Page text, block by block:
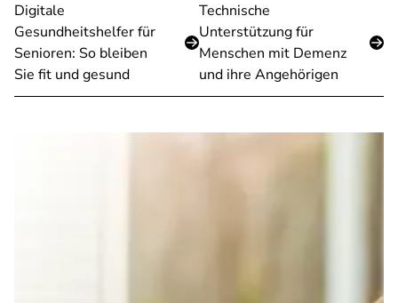
Digitale
Gesundheitshelfer für
Senioren: So bleiben
Sie fit und gesund
Technische
Unterstützung für
Menschen mit Demenz
und ihre Angehörigen